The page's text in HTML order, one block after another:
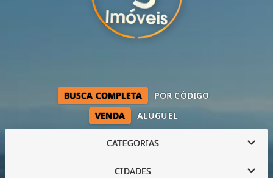
VENDA ALUGUEL
BUSCA COMPLETA POR CÓDIGO
CATEGORIAS
CIDADES